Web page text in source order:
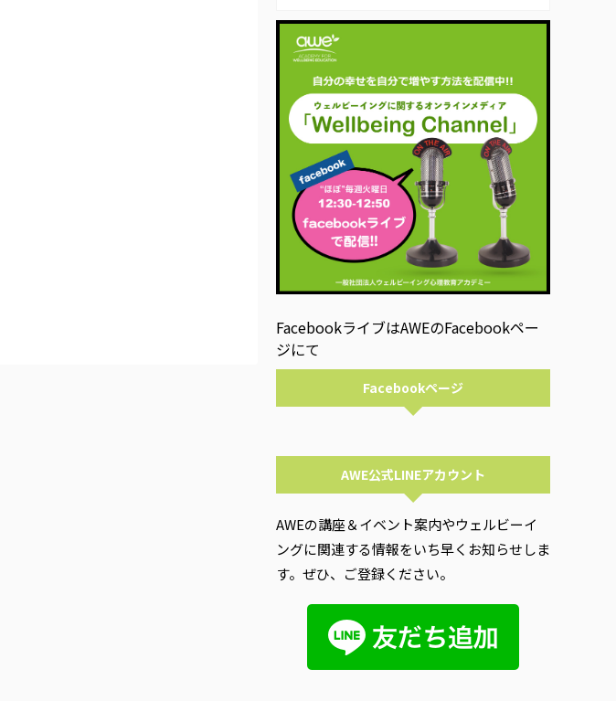
FacebookライブはAWEのFacebookペー
ジにて
Facebookページ
AWE公式LINEアカウント
AWEの講座＆イベント案内やウェルビーイ
ングに関連する情報をいち早くお知らせしま
す。ぜひ、ご登録ください。